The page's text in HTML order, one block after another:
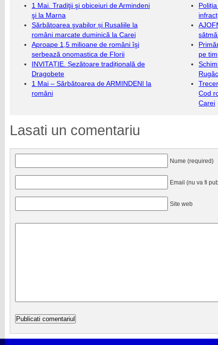
1 Mai. Tradiţii şi obiceiuri de Armindeni
şi la Marna
Sărbătoarea şvabilor și Rusaliile la
români marcate duminică la Carei
Aproape 1,5 milioane de români îşi
serbează onomastica de Florii
INVITAȚIE. Șezătoare tradițională de
Dragobete
1 Mai – Sărbătoarea de ARMINDENI la
români
pe
Cod
Carei
Lasati un comentariu
Nume (required)
Email (nu va fi
Site web